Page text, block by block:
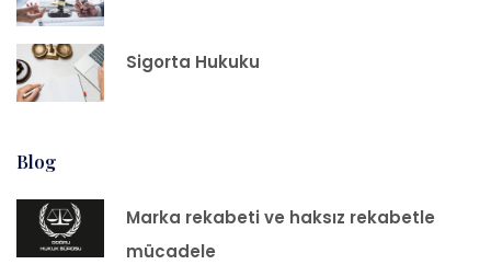
Sigorta Hukuku
Blog
Marka rekabeti ve haksız rekabetle
mücadele